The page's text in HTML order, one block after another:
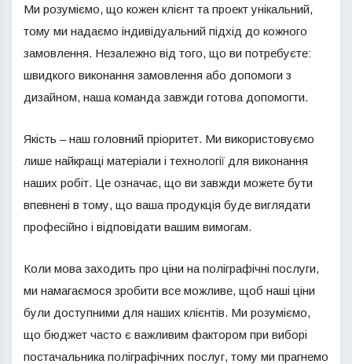
Ми розуміємо, що кожен клієнт та проект унікальний,
тому ми надаємо індивідуальний підхід до кожного
замовлення. Незалежно від того, що ви потребуєте:
швидкого виконання замовлення або допомоги з
дизайном, наша команда завжди готова допомогти.
Якість – наш головний пріоритет. Ми використовуємо
лише найкращі матеріали і технології для виконання
наших робіт. Це означає, що ви завжди можете бути
впевнені в тому, що ваша продукція буде виглядати
професійно і відповідати вашим вимогам.
Коли мова заходить про ціни на поліграфічні послуги,
ми намагаємося зробити все можливе, щоб наші ціни
були доступними для наших клієнтів. Ми розуміємо,
що бюджет часто є важливим фактором при виборі
постачальника поліграфічних послуг, тому ми прагнемо